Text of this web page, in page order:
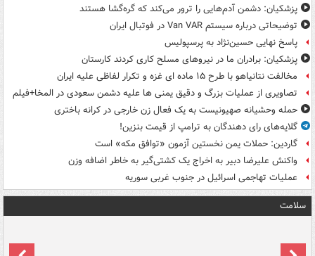
پزشکیان: دشمن آدم‌هایی را ترور می‌کند که گره‌گشا هستند
توضیحاتی درباره سیستم Van VAR در فوتبال ایران
پاسخ نهایی حسین‌نژاد به پرسپولیس
پزشکیان: برادران ما در نیروهای مسلح کاری کردند کارستان
مخالفت نتانیاهو با طرح ۱۵ ماده ای غزه و تکرار لفاظی علیه ایران
تصاویری از عملیات بزرگ و دقیق یمنی ها علیه دشمن سعودی در المخا+فیلم
حمله وحشیانه صهیونیست به یک فعال زن خارجی در کرانه باختری
گلایه‌های رای دهندگان به ترامپ از قیمت بنزین!
گاردین: حملات یمن نخستین آزمون «توافق مکه» است
واکنش علیرضا دبیر به اخراج یک کشتی‌گیر به خاطر اضافه وزن
عملیات تهاجمی اسرائیل در جنوب غربی سوریه
سلامت